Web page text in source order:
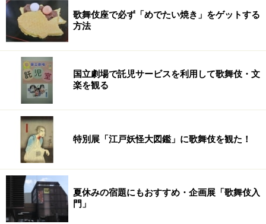
歌舞伎座で必ず「めでたい焼き」をゲットする
方法
国立劇場で託児サービスを利用して歌舞伎・文
楽を観る
特別展「江戸妖怪大図鑑」に歌舞伎を観た！
夏休みの宿題にもおすすめ・企画展「歌舞伎入
門」